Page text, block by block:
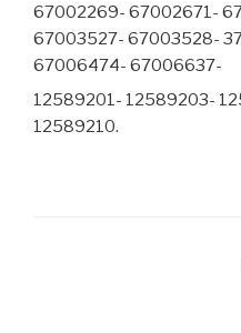
67002269- 67002671-
67003527- 67003528-
67006474- 67006637-
12589201- 12589203-
12589210.